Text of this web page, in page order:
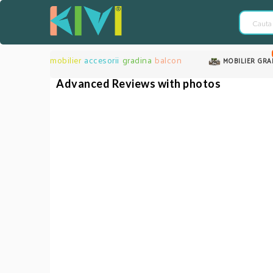
mobilier accesorii gradina balcon MOBILIER
Advanced Reviews with photos